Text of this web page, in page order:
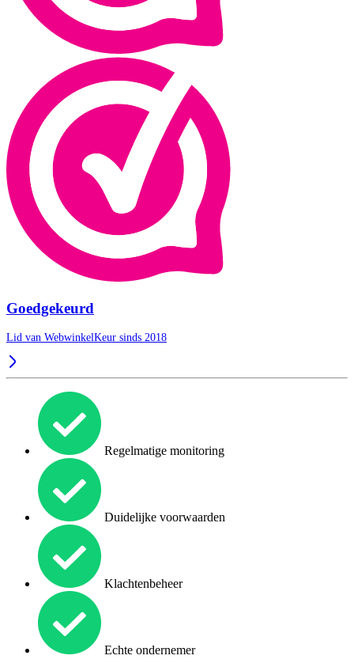
Goedgekeurd
Lid van WebwinkelKeur sinds 2018
Regelmatige monitoring
Duidelijke voorwaarden
Klachtenbeheer
Echte ondernemer